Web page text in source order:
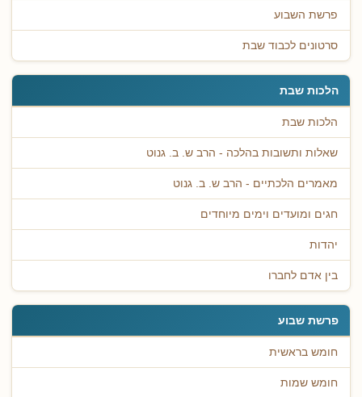
פרשת השבוע
סרטונים לכבוד שבת
הלכות שבת
הלכות שבת
שאלות ותשובות בהלכה - הרב ש. ב. גנוט
מאמרים הלכתיים - הרב ש. ב. גנוט
חגים ומועדים וימים מיוחדים
יהדות
בין אדם לחברו
פרשת שבוע
חומש בראשית
חומש שמות